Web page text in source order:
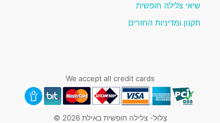
שיאי צלילה חופשית
תקנון ומדיניות החזרים
We accept all credit cards
צָלוּל- צלילה חופשית באילת 2026 ©